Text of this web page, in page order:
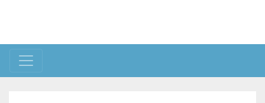
Toggle navigation